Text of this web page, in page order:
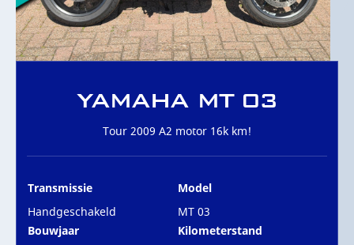
CONTACT
YAMAHA MT 03
Tour 2009 A2 motor 16k km!
Transmissie
Handgeschakeld
Model
MT 03
Bouwjaar Kilometerstand